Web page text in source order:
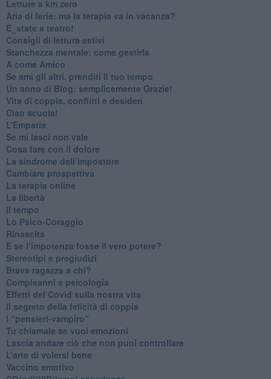
​Letture a km zero
​Aria di ferie: ma la terapia va in vacanza?
​E_state a teatro!
​Consigli di lettura estivi
​Stanchezza mentale: come gestirla
​A come Amico
​Se ami gli altri, prenditi il tuo tempo
​Un anno di Blog: semplicemente Grazie!
​Vita di coppia, conflitti e desideri
​Ciao scuola!
​L’Empatia
​Se mi lasci non vale
Cosa fare con il dolore
​La sindrome dell’impostore
​Cambiare prospettiva
La terapia online
La libertà
​Il tempo
​Lo Psico-Coraggio
Rinascita
​E se l’impotenza fosse il vero potere?
Stereotipi e pregiudizi
​Brava ragazza a chi?
​Compleanni e psicologia
Effetti del Covid sulla nostra vita
Il segreto della felicità di coppia
​I “pensieri-vampiro”
​Tu chiamale se vuoi emozioni
​Lascia andare ciò che non puoi controllare
L’arte di volersi bene
​Vaccino emotivo